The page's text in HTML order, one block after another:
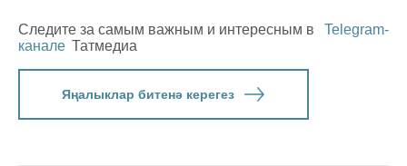
Следите за самым важным и интересным в
Telegram-
канале Татмедиа
Яңалыклар битенә керегез